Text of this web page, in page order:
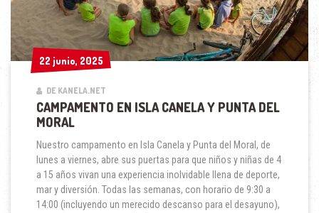
22 junio, 2025
22 junio, 2025
DE KANELA.NET
CAMPAMENTO EN ISLA CANELA Y PUNTA DEL
MORAL
Nuestro campamento en Isla Canela y Punta del Moral, de
lunes a viernes, abre sus puertas para que niños y niñas de 4
a 15 años vivan una experiencia inolvidable llena de deporte,
mar y diversión. Todas las semanas, con horario de 9:30 a
14:00 (incluyendo un merecido descanso para el desayuno),